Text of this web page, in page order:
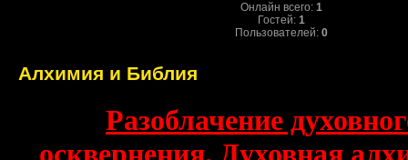
Онлайн всего: 1
Гостей: 1
Пользователей: 0
Алхимия и Библия
Разоблачение
осквернения. Духовная